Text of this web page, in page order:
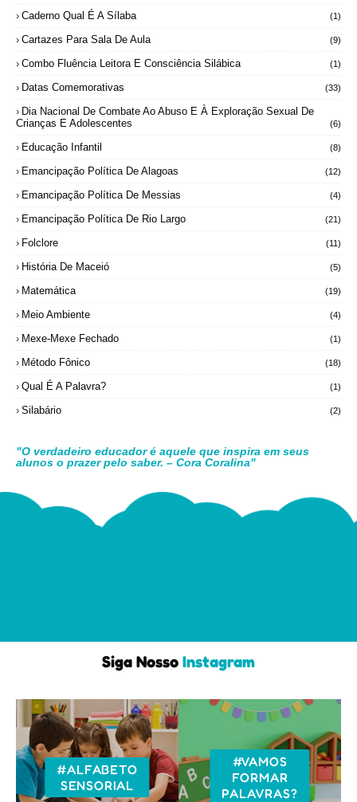
Caderno Qual É A Sílaba (1)
Cartazes Para Sala De Aula (9)
Combo Fluência Leitora E Consciência Silábica (1)
Datas Comemorativas (33)
Dia Nacional De Combate Ao Abuso E À Exploração Sexual De
Crianças E Adolescentes
(6)
Educação Infantil (8)
Emancipação Política De Alagoas (12)
Emancipação Política De Messias (4)
Emancipação Política De Rio Largo (21)
Folclore (11)
História De Maceió (5)
Matemática (19)
Meio Ambiente (4)
Mexe-Mexe Fechado (1)
Método Fônico (18)
Qual É A Palavra? (1)
Silabário (2)
"O verdadeiro educador é aquele que inspira em seus
alunos o prazer pelo saber. – Cora Coralina"
Siga Nosso Instagram
#ALFABETO
SENSORIAL
#VAMOS
FORMAR
PALAVRAS?